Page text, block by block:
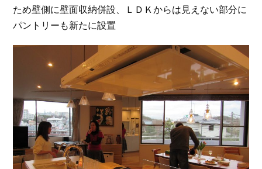
ため壁側に壁面収納併設、ＬＤＫからは見えない部分に
パントリーも新たに設置